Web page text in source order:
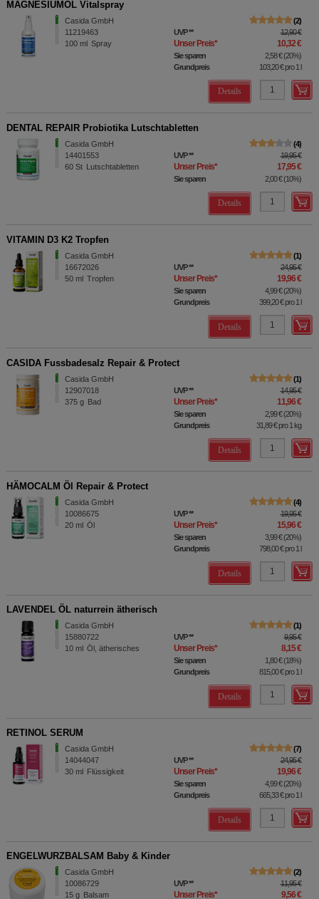
MAGNESIUMÖL Vitalspray
Casida GmbH
11219463
100 ml Spray
2
UVP** 12,90 €
Unser Preis* 10,32 €
Sie sparen 2,58 €(20%)
Grundpreis
103,20 €pro 1 l
Details
DENTAL REPAIR Probiotika Lutschtabletten
Casida GmbH
14401553
60 St Lutschtabletten
4
UVP** 19,95 €
Unser Preis* 17,95 €
Sie sparen 2,00 €(10%)
Details
VITAMIN D3 K2 Tropfen
Casida GmbH
16672026
50 ml Tropfen
1
UVP** 24,95 €
Unser Preis* 19,96 €
Sie sparen 4,99 €(20%)
Grundpreis
399,20 €pro 1 l
Details
CASIDA Fussbadesalz Repair & Protect
Casida GmbH
12907018
375 g Bad
1
UVP** 14,95 €
Unser Preis* 11,96 €
Sie sparen 2,99 €(20%)
Grundpreis
31,89 €pro 1 kg
Details
HÄMOCALM Öl Repair & Protect
Casida GmbH
10086675
20 ml Öl
4
UVP** 19,95 €
Unser Preis* 15,96 €
Sie sparen 3,99 €(20%)
Grundpreis
798,00 €pro 1 l
Details
LAVENDEL ÖL naturrein ätherisch
Casida GmbH
15880722
10 ml Öl, ätherisches
1
UVP** 9,95 €
Unser Preis* 8,15 €
Sie sparen 1,80 €(18%)
Grundpreis
815,00 €pro 1 l
Details
RETINOL SERUM
Casida GmbH
14044047
30 ml Flüssigkeit
7
UVP** 24,95 €
Unser Preis* 19,96 €
Sie sparen 4,99 €(20%)
Grundpreis
665,33 €pro 1 l
Details
ENGELWURZBALSAM Baby & Kinder
Casida GmbH
10086729
15 g Balsam
2
UVP** 11,95 €
Unser Preis* 9,56 €